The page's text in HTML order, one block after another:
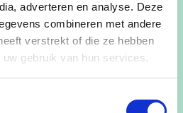
adverteren en analyse. Deze
combineren met andere
verstrekt of die ze hebben
gebruik van hun services.
in Tessenderlo
dinsdag 28 mei 2024,
via